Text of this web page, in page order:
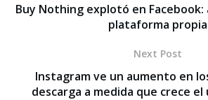
Buy Nothing explotó en
plataforma propia
Next Post
Instagram ve un aumento en
descarga a medida que crece el